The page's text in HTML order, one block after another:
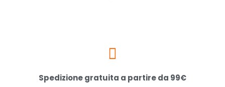
Spedizione gratuita a partire da 99€